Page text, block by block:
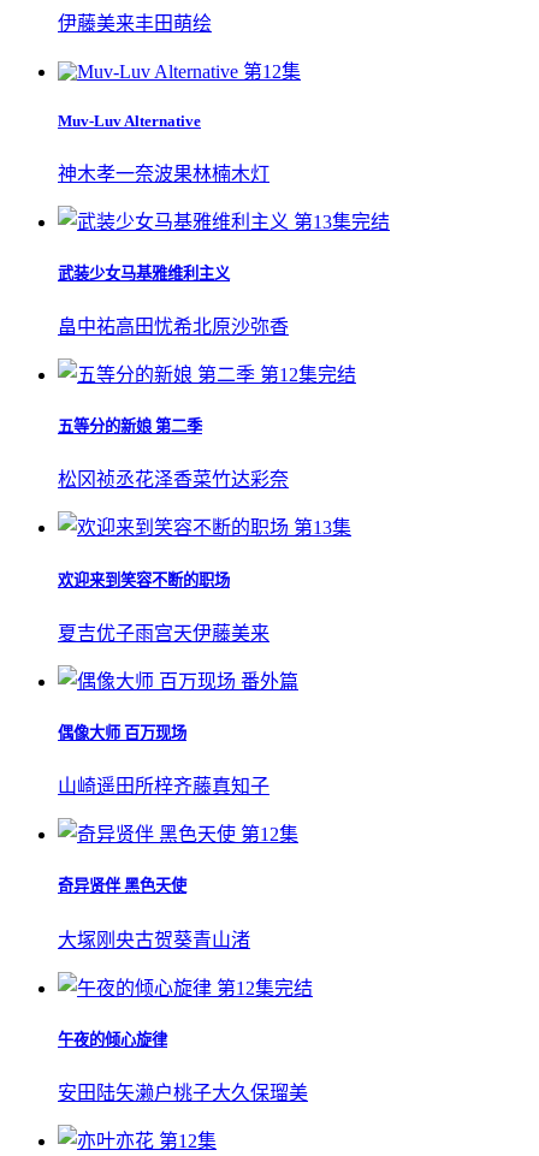
伊藤美来丰田萌绘
第12集
Muv-Luv Alternative
神木孝一奈波果林楠木灯
第13集完结
武装少女马基雅维利主义
畠中祐高田忧希北原沙弥香
第12集完结
五等分的新娘 第二季
松冈祯丞花泽香菜竹达彩奈
第13集
欢迎来到笑容不断的职场
夏吉优子雨宫天伊藤美来
番外篇
偶像大师 百万现场
山崎遥田所梓齐藤真知子
第12集
奇异贤伴 黑色天使
大塚刚央古贺葵青山渚
第12集完结
午夜的倾心旋律
安田陆矢濑户桃子大久保瑠美
第12集